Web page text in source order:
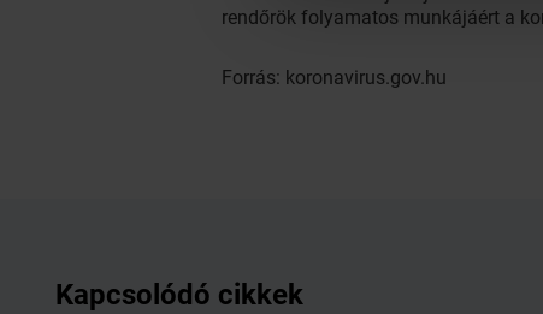
rendőrök folyamatos munkájáért a
Forrás: koronavirus.gov.hu
Kapcsolódó cikkek